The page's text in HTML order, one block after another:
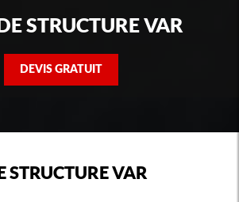
STRUCTURE VAR
DEVIS GRATUIT
STRUCTURE VAR